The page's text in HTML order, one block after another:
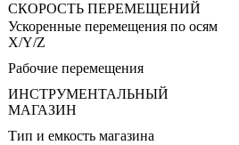
СКОРОСТЬ ПЕРЕМЕЩЕНИЙ
Ускоренные перемещения по осям
X/Y/Z
Рабочие перемещения
ИНСТРУМЕНТАЛЬНЫЙ
МАГАЗИН
Тип и емкость магазина